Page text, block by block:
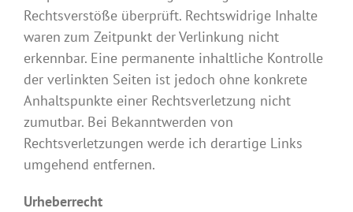
Rechtsverstöße überprüft. Rechtswidrige Inhalte
waren zum Zeitpunkt der Verlinkung nicht
erkennbar. Eine permanente inhaltliche Kontrolle
der verlinkten Seiten ist jedoch ohne konkrete
Anhaltspunkte einer Rechtsverletzung nicht
zumutbar. Bei Bekanntwerden von
Rechtsverletzungen werde ich derartige Links
umgehend entfernen.
Urheberrecht